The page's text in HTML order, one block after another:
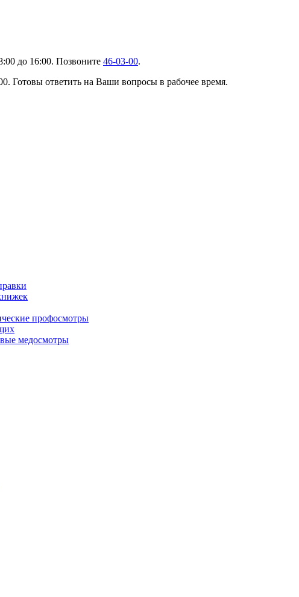
до 16:00. Позвоните 46-03-00.
Готовы ответить на Ваши вопросы в рабочее время.
профосмотры
медосмотры